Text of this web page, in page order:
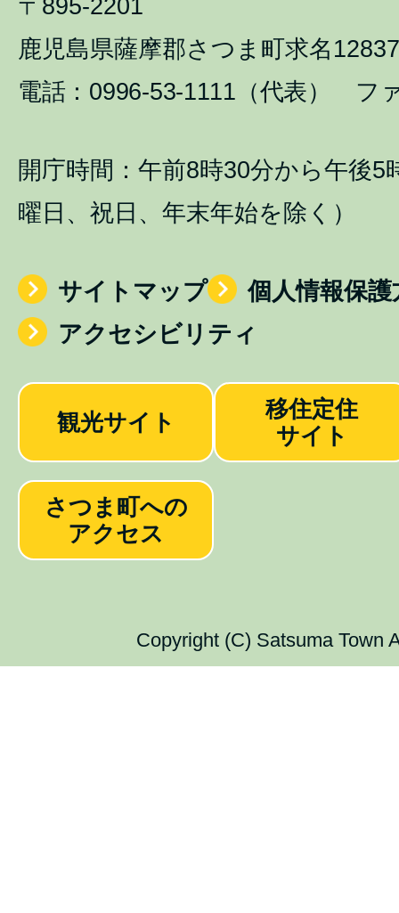
〒895-2201
鹿児島県薩摩郡さつま町求名
電話：0996-53-1111（代表） フ
開庁時間：午前8時30分から午後5
曜日、祝日、年末年始を除く）
サイトマップ
個人情報保護
アクセシビリティ
観光サイト
移住定住
サイト
さつま町への
アクセス
Copyright (C) Satsuma Town